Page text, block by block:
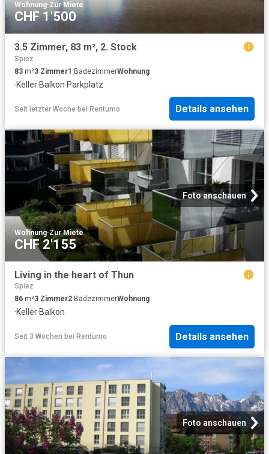
Wohnung·Zur Miete
CHF 1'500
3.5 Zimmer, 83 m², 2. Stock
Spiez
83 m²3 Zimmer1 BadezimmerWohnung
·Keller·Balkon·Parkplatz
Seit letzter Woche bei Rentumo Details ansehen
Foto anschauen
Wohnung·Zur Miete
CHF 2'155
Living in the heart of Thun
Spiez
86 m²3 Zimmer2 BadezimmerWohnung
·Keller·Balkon
Seit 3 Wochen bei Rentumo Details ansehen
Foto anschauen